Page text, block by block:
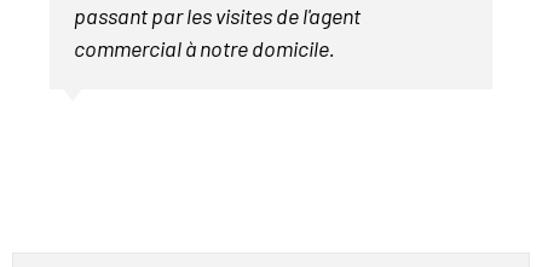
passant par les visites de l'agent
commercial à notre domicile.